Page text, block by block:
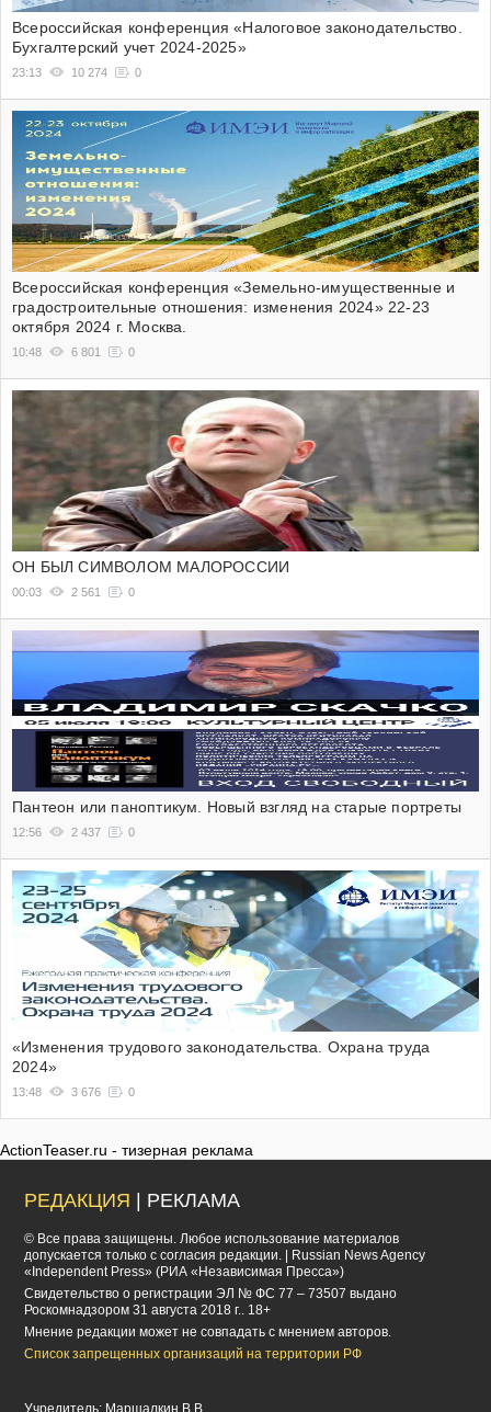
Всероссийская конференция «Налоговое законодательство.
Бухгалтерский учет 2024-2025»
23:13 10 274 0
Всероссийская конференция «Земельно-имущественные и
градостроительные отношения: изменения 2024» 22-23
октября 2024 г. Москва.
10:48 6 801 0
ОН БЫЛ СИМВОЛОМ МАЛОРОССИИ
00:03 2 561 0
Пантеон или паноптикум. Новый взгляд на старые портреты
12:56 2 437 0
«Изменения трудового законодательства. Охрана труда
2024»
13:48 3 676 0
ActionTeaser.ru - тизерная реклама
РЕДАКЦИЯ | РЕКЛАМА
© Все права защищены. Любое использование материалов
допускается только с согласия редакции. | Russian News Agency
«Independent Press» (РИА «Независимая Пресса»)
Cвидетельство о регистрации ЭЛ № ФС 77 – 73507 выдано
Роскомнадзором 31 августа 2018 г.. 18+
Мнение редакции может не совпадать с мнением авторов.
Список запрещенных организаций на территории РФ
Учредитель: Маршалкин В.В.